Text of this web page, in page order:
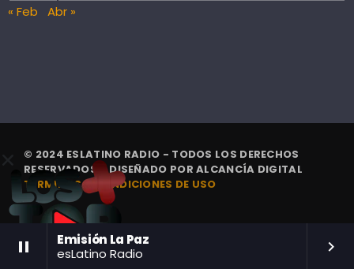
pause
Emisión La Paz
esLatino Radio
keyboard_arrow_right
« Feb
Abr »
© 2024 ESLATINO RADIO - TODOS LOS DERECHOS
RESERVADOS. | DISEÑADO PORALCANCÍA DIGITAL
TÉRMINOS Y CONDICIONES DE USO